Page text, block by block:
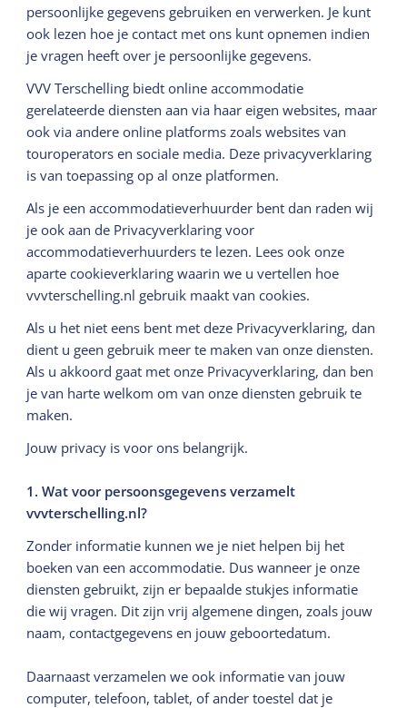
persoonlijke gegevens gebruiken en verwerken. Je kunt
ook lezen hoe je contact met ons kunt opnemen indien
je vragen heeft over je persoonlijke gegevens.
VVV Terschelling biedt online accommodatie
gerelateerde diensten aan via haar eigen websites, maar
ook via andere online platforms zoals websites van
touroperators en sociale media. Deze privacyverklaring
is van toepassing op al onze platformen.
Als je een accommodatieverhuurder bent dan raden wij
je ook aan de Privacyverklaring voor
accommodatieverhuurders te lezen. Lees ook onze
aparte cookieverklaring waarin we u vertellen hoe
vvvterschelling.nl gebruik maakt van cookies.
Als u het niet eens bent met deze Privacyverklaring, dan
dient u geen gebruik meer te maken van onze diensten.
Als u akkoord gaat met onze Privacyverklaring, dan ben
je van harte welkom om van onze diensten gebruik te
maken.
Jouw privacy is voor ons belangrijk.
1. Wat voor persoonsgegevens verzamelt
vvvterschelling.nl?
Zonder informatie kunnen we je niet helpen bij het
boeken van een accommodatie. Dus wanneer je onze
diensten gebruikt, zijn er bepaalde stukjes informatie
die wij vragen. Dit zijn vrij algemene dingen, zoals jouw
naam, contactgegevens en jouw geboortedatum.
Daarnaast verzamelen we ook informatie van jouw
computer, telefoon, tablet, of ander toestel dat je